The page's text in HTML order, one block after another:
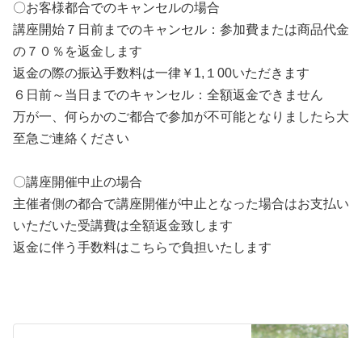
〇お客様都合でのキャンセルの場合
講座開始７日前までのキャンセル：参加費または商品代金
の７０％を返金します
返金の際の振込手数料は一律￥1,１00いただきます
６日前～当日までのキャンセル：全額返金できません
万が一、何らかのご都合で参加が不可能となりましたら大
至急ご連絡ください
〇講座開催中止の場合
主催者側の都合で講座開催が中止となった場合はお支払い
いただいた受講費は全額返金致します
返金に伴う手数料はこちらで負担いたします